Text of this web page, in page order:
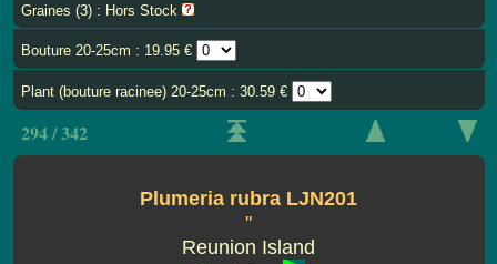
Graines (3) : Hors Stock
Bouture 20-25cm : 19.95 €
Plant (bouture racinee) 20-25cm : 30.59 €
294 / 342
Plumeria rubra LJN201
''
Reunion Island